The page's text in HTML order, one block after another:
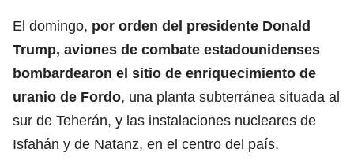
El domingo, por orden del presidente Donald
Trump, aviones de combate estadounidenses
bombardearon el sitio de enriquecimiento de
uranio de Fordo, una planta subterránea situada al
sur de Teherán, y las instalaciones nucleares de
Isfahán y de Natanz, en el centro del país.